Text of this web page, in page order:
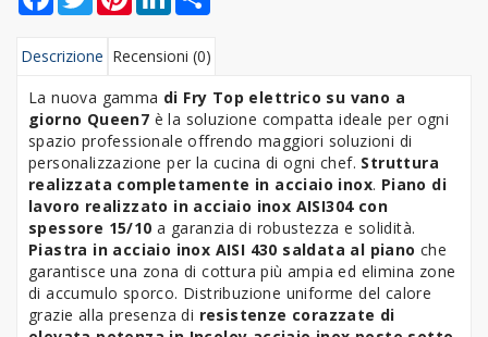
Descrizione Recensioni (0)
La nuova gamma di Fry Top elettrico su vano a
giorno Queen7 è la soluzione compatta ideale per ogni
spazio professionale offrendo maggiori soluzioni di
personalizzazione per la cucina di ogni chef. Struttura
realizzata completamente in acciaio inox. Piano di
lavoro realizzato in acciaio inox AISI304 con
spessore 15/10 a garanzia di robustezza e solidità.
Piastra in acciaio inox AISI 430 saldata al piano che
garantisce una zona di cottura più ampia ed elimina zone
di accumulo sporco. Distribuzione uniforme del calore
grazie alla presenza di resistenze corazzate di